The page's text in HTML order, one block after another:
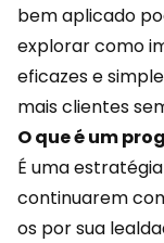
bem aplicado
explorar como
eficazes e
mais clientes
O que é um
É uma
continuarem
os por sua